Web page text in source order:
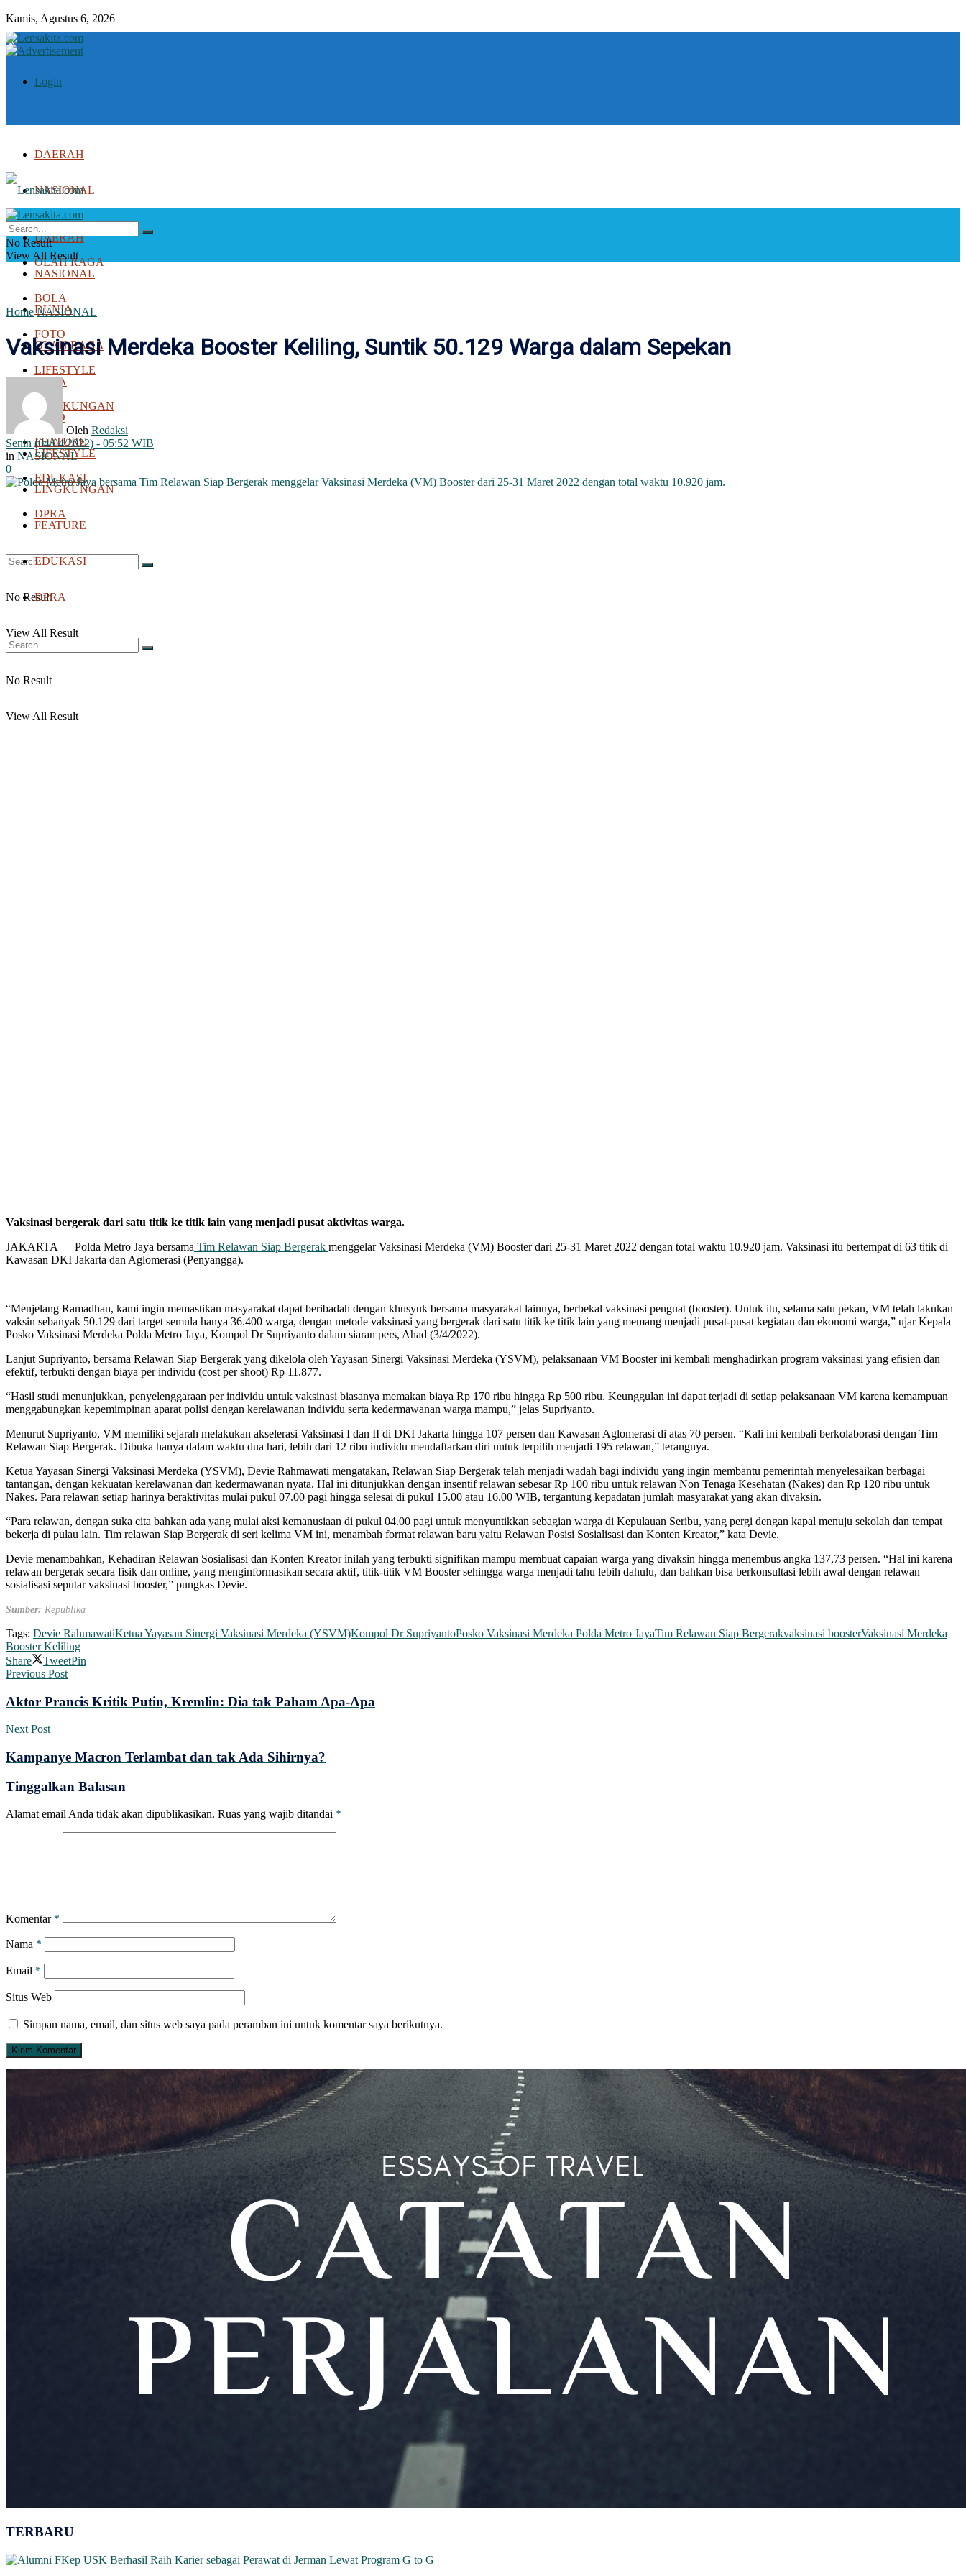
Kamis, Agustus 6, 2026
Login
DAERAH
NASIONAL
DUNIA
OLAH RAGA
BOLA
FOTO
LIFESTYLE
LINGKUNGAN
FEATURE
EDUKASI
DPRA
No Result
View All Result
DAERAH
NASIONAL
DUNIA
OLAH RAGA
BOLA
FOTO
LIFESTYLE
LINGKUNGAN
FEATURE
EDUKASI
DPRA
No Result
View All Result
No Result
View All Result
Home NASIONAL
Vaksinasi Merdeka Booster Keliling, Suntik 50.129 Warga dalam Sepekan
Oleh Redaksi
Senin (04/04/2022) - 05:52 WIB
in NASIONAL
0
Vaksinasi bergerak dari satu titik ke titik lain yang menjadi pusat aktivitas warga.
JAKARTA — Polda Metro Jaya bersama Tim Relawan Siap Bergerak menggelar Vaksinasi Merdeka (VM) Booster dari 25-31 Maret 2022 dengan total waktu 10.920 jam. Vaksinasi itu bertempat di 63 titik di
Kawasan DKI Jakarta dan Aglomerasi (Penyangga).
“Menjelang Ramadhan, kami ingin memastikan masyarakat dapat beribadah dengan khusyuk bersama masyarakat lainnya, berbekal vaksinasi penguat (booster). Untuk itu, selama satu pekan, VM telah lakukan
vaksin sebanyak 50.129 dari target semula hanya 36.400 warga, dengan metode vaksinasi yang bergerak dari satu titik ke titik lain yang memang menjadi pusat-pusat kegiatan dan ekonomi warga,” ujar Kepala
Posko Vaksinasi Merdeka Polda Metro Jaya, Kompol Dr Supriyanto dalam siaran pers, Ahad (3/4/2022).
Lanjut Supriyanto, bersama Relawan Siap Bergerak yang dikelola oleh Yayasan Sinergi Vaksinasi Merdeka (YSVM), pelaksanaan VM Booster ini kembali menghadirkan program vaksinasi yang efisien dan
efektif, terbukti dengan biaya per individu (cost per shoot) Rp 11.877.
“Hasil studi menunjukkan, penyelenggaraan per individu untuk vaksinasi biasanya memakan biaya Rp 170 ribu hingga Rp 500 ribu. Keunggulan ini dapat terjadi di setiap pelaksanaan VM karena kemampuan
menggabungkan kepemimpinan aparat polisi dengan kerelawanan individu serta kedermawanan warga mampu,” jelas Supriyanto.
Menurut Supriyanto, VM memiliki sejarah melakukan akselerasi Vaksinasi I dan II di DKI Jakarta hingga 107 persen dan Kawasan Aglomerasi di atas 70 persen. “Kali ini kembali berkolaborasi dengan Tim
Relawan Siap Bergerak. Dibuka hanya dalam waktu dua hari, lebih dari 12 ribu individu mendaftarkan diri untuk terpilih menjadi 195 relawan,” terangnya.
Ketua Yayasan Sinergi Vaksinasi Merdeka (YSVM), Devie Rahmawati mengatakan, Relawan Siap Bergerak telah menjadi wadah bagi individu yang ingin membantu pemerintah menyelesaikan berbagai
tantangan, dengan kekuatan kerelawanan dan kedermawanan nyata. Hal ini ditunjukkan dengan insentif relawan sebesar Rp 100 ribu untuk relawan Non Tenaga Kesehatan (Nakes) dan Rp 120 ribu untuk
Nakes. Para relawan setiap harinya beraktivitas mulai pukul 07.00 pagi hingga selesai di pukul 15.00 atau 16.00 WIB, tergantung kepadatan jumlah masyarakat yang akan divaksin.
“Para relawan, dengan suka cita bahkan ada yang mulai aksi kemanusiaan di pukul 04.00 pagi untuk menyuntikkan sebagian warga di Kepulauan Seribu, yang pergi dengan kapal menuju sekolah dan tempat
bekerja di pulau lain. Tim relawan Siap Bergerak di seri kelima VM ini, menambah format relawan baru yaitu Relawan Posisi Sosialisasi dan Konten Kreator,” kata Devie.
Devie menambahkan, Kehadiran Relawan Sosialisasi dan Konten Kreator inilah yang terbukti signifikan mampu membuat capaian warga yang divaksin hingga menembus angka 137,73 persen. “Hal ini karena
relawan bergerak secara fisik dan online, yang menginformasikan secara aktif, titik-titik VM Booster sehingga warga menjadi tahu lebih dahulu, dan bahkan bisa berkonsultasi lebih awal dengan relawan
sosialisasi seputar vaksinasi booster,” pungkas Devie.
Sumber: Republika
Tags: Devie RahmawatiKetua Yayasan Sinergi Vaksinasi Merdeka (YSVM)Kompol Dr SupriyantoPosko Vaksinasi Merdeka Polda Metro JayaTim Relawan Siap Bergerakvaksinasi boosterVaksinasi Merdeka
Booster Keliling
Share
TweetPin
Previous Post
Aktor Prancis Kritik Putin, Kremlin: Dia tak Paham Apa-Apa
Next Post
Kampanye Macron Terlambat dan tak Ada Sihirnya?
Tinggalkan Balasan
Alamat email Anda tidak akan dipublikasikan. Ruas yang wajib ditandai *
Komentar *
Nama *
Email *
Situs Web
Simpan nama, email, dan situs web saya pada peramban ini untuk komentar saya berikutnya.
TERBARU